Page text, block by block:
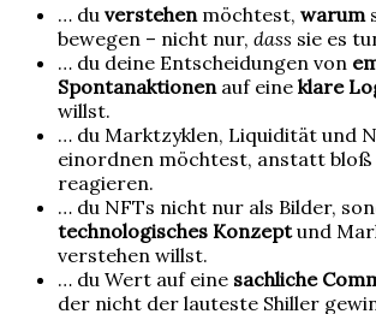
… du verstehen möchtest, warum
bewegen – nicht nur, dass sie es
… du deine Entscheidungen von
Spontanaktionen auf eine klare
willst.
… du Marktzyklen, Liquidität und
einordnen möchtest, anstatt bloß
reagieren.
… du NFTs nicht nur als Bilder,
technologisches Konzeptund
verstehen willst.
… du Wert auf eine sachliche
der nicht der lauteste Shiller